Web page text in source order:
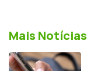
Mais Notícias